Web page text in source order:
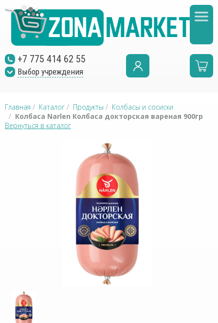
+7 775 414 62 55
Выбор учреждения
Главная / Каталог / Продукты / Колбасы и сосиски
/ Колбаса Narlen Колбаса докторская вареная 900гр
Вернуться в каталог